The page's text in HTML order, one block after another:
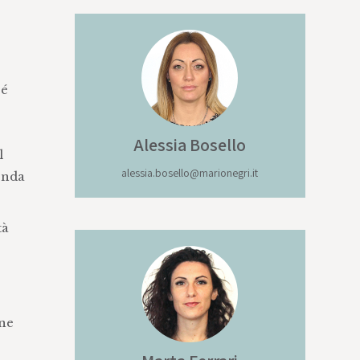
Alessia Bosello
alessia.bosello@marionegri.it